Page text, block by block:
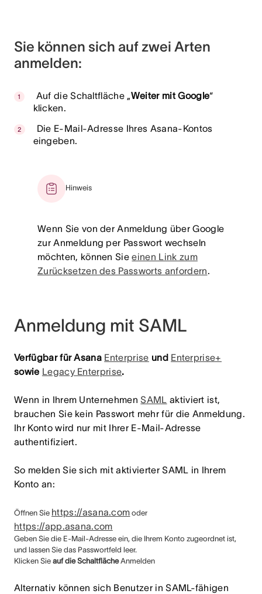
Sie können sich auf zwei Arten
anmelden:
Auf die Schaltfläche „Weiter mit Google“
klicken.
Die E-Mail-Adresse Ihres Asana-Kontos
eingeben.
Hinweis
Wenn Sie von der Anmeldung über Google
zur Anmeldung per Passwort wechseln
möchten, können Sieeinen Link zum
Zurücksetzen des Passworts anfordern.
Anmeldung mit SAML
Verfügbar für Asana Enterprise und Enterprise+
sowie Legacy Enterprise.
Wenn in Ihrem UnternehmenSAML aktiviert ist,
brauchen Sie kein Passwort mehr für die Anmeldung.
Ihr Konto wird nur mit Ihrer E-Mail-Adresse
authentifiziert.
So melden Sie sich mit aktivierter SAML in Ihrem
Konto an:
Öffnen Sie https://asana.com oder
https://app.asana.com
Geben Sie die E-Mail-Adresse ein, die Ihrem Konto zugeordnet ist,
und lassen Sie das Passwortfeld leer.
Klicken Sie auf die SchaltflächeAnmelden
Alternativ können sich Benutzer in SAML-fähigen